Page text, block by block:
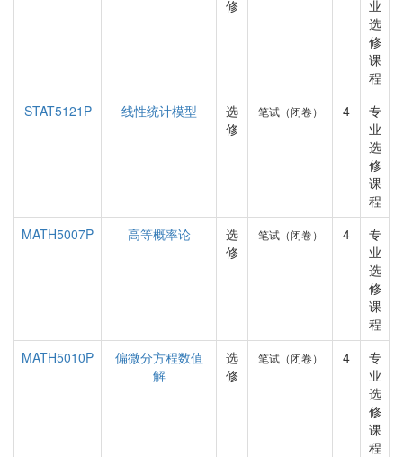
修
业
选
修
课
程
STAT5121P
线性统计模型
选
修
笔试（闭卷） 4
专
业
选
修
课
程
MATH5007P
高等概率论
选
修
笔试（闭卷） 4
专
业
选
修
课
程
MATH5010P
偏微分方程数值
解
选
修
笔试（闭卷） 4
专
业
选
修
课
程